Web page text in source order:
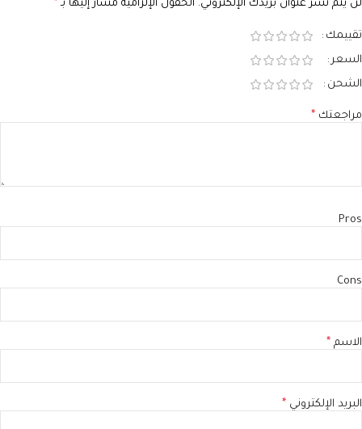
لن يتم نشر عنوان بريدك الإلكتروني. الحقول الإلزامية مشار إليها بـ *
تقييمك
السعر
الشحن
مراجعتك *
Pros
Cons
الاسم *
البريد الإلكتروني *